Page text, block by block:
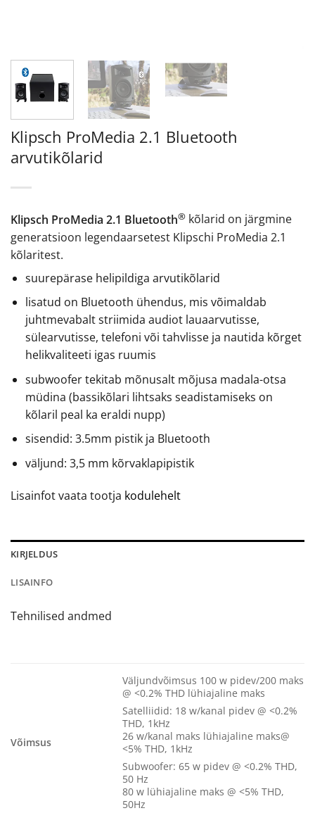
Klipsch ProMedia 2.1 Bluetooth
arvutikõlarid
Klipsch ProMedia 2.1 Bluetooth® kõlarid on järgmine
generatsioon legendaarsetest Klipschi ProMedia 2.1
kõlaritest.
suurepärase helipildiga arvutikõlarid
lisatud on Bluetooth ühendus, mis võimaldab
juhtmevabalt striimida audiot lauaarvutisse,
sülearvutisse, telefoni või tahvlisse ja nautida kõrget
helikvaliteeti igas ruumis
subwoofer tekitab mõnusalt mõjusa madala-otsa
müdina (bassikõlari lihtsaks seadistamiseks on
kõlaril peal ka eraldi nupp)
sisendid: 3.5mm pistik ja Bluetooth
väljund: 3,5 mm kõrvaklapipistik
Lisainfot vaata tootja kodulehelt
KIRJELDUS
LISAINFO
Tehnilised andmed
Võimsus
Väljundvõimsus 100 w pidev/200 maks
@ <0.2% THD lühiajaline maks
Satelliidid: 18 w/kanal pidev @ <0.2%
THD, 1kHz
26 w/kanal maks lühiajaline maks@
<5% THD, 1kHz
Subwoofer: 65 w pidev @ <0.2% THD,
50 Hz
80 w lühiajaline maks @ <5% THD,
50Hz